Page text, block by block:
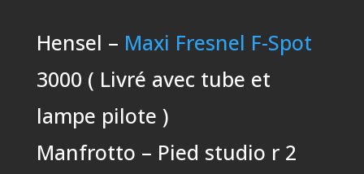
Hensel – Maxi Fresnel F-Spot
3000 ( Livré avec tube et
lampe pilote )
Manfrotto – Pied studio r 2